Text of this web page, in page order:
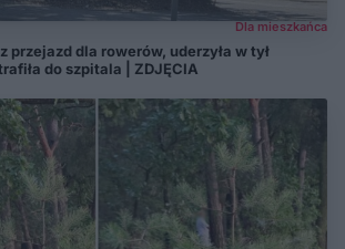
Dla mieszkańca
przejazd dla rowerów, uderzyła w tył
do szpitala | ZDJĘCIA